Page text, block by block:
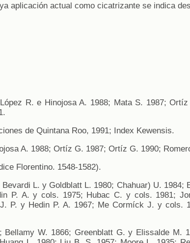
aplicación actual como cicatrizante se indica
R. e Hinojosa A. 1988; Mata S. 1987;
de Quintana Roo, 1991; Index Kewensis.
A. 1988; Ortíz G. 1987; Ortíz G. 1990;
Florentino. 1548-1582).
Bevardi L. y Goldblatt L. 1980; Chahuar) U. 1984;
P. A. y cols. 1975; Hubac C. y cols. 1981;
P. y Hedin P. A. 1967; Me Cormíck J. y cols.
Bellamy W. 1866; Greenblatt G. y Elissalde M.